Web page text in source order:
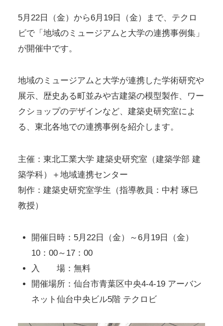
5月22日（金）から6月19日（金）まで、テクロ
ビで「地域のミュージアムと大学の連携事例集」
が開催中です。
地域のミュージアムと大学が連携した学術研究や
展示、歴史ある町並みや古建築の模型製作、ワー
クショップのデザインなど、建築史研究室によ
る、東北各地での連携事例を紹介します。
主催：東北工業大学 建築史研究室（建築学部 建
築学科）＋地域連携センター
制作：建築史研究室学生（指導教員：中村 琢巳
教授）
開催日時：5月22日（金）～6月19日（金）
10：00～17：00
入 場：無料
開催場所：仙台市青葉区中央4-4-19 アーバン
ネット仙台中央ビル5階 テクロビ